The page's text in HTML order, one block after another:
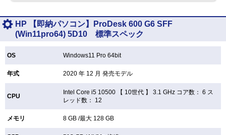
HP 【即納パソコン】ProDesk 600 G6 SFF
(Win11pro64) 5D10 標準スペック
OS Windows11 Pro 64bit
年式 2020 年 12 月 発売モデル
CPU
Intel Core i5 10500 【 10世代 】 3.1 GHz コア数： 6 ス
レッド数： 12
メモリ 8 GB /最大 128 GB